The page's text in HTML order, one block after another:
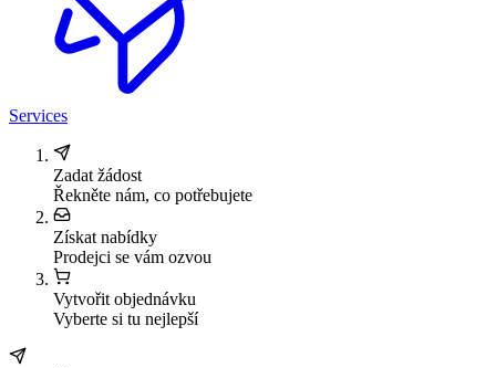
Services
Zadat žádost
Řekněte nám, co potřebujete
Získat nabídky
Prodejci se vám ozvou
Vytvořit objednávku
Vyberte si tu nejlepší